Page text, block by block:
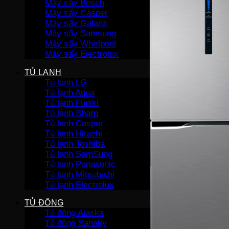
Máy sấy Bosch
Máy sấy Casper
Máy sấy Galanz
Máy sấy Samsung
Máy sấy Whirlpool
Máy sấy Electrolux
TỦ LẠNH
Tủ lạnh LG
Tủ lạnh Aqua
Tủ lạnh Funiki
Tủ lạnh Sharp
Tủ lạnh Casper
Tủ lạnh Hitachi
Tủ lạnh Toshiba
Tủ lạnh SamSung
Tủ lạnh Panasonic
Tủ lạnh Mitsubishi
Tủ lạnh Electrolux
TỦ ĐÔNG
Tủ đông Alaska
Tủ đông Sanaky